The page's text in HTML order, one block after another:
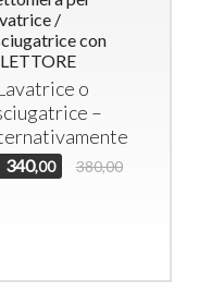
con Lettore di
Banconote e Monete
Macchina che eroga
tessere
€ 1.450,00